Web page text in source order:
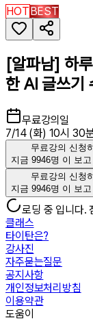
HOTBEST
[알파남] 하
한 AI 글쓰기
무료강의일
7/14 (화) 10시 30
무료강의 신청
지금 9946명 이 보
무료강의 신청
지금 9946명 이 보
로딩 중 입니다.
클래스
타이탄은?
강사진
자주묻는질문
공지사항
개인정보처리방침
이용약관
도움이